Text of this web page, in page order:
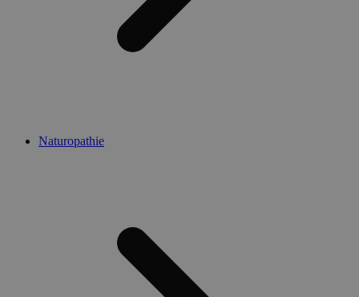
Naturopathie